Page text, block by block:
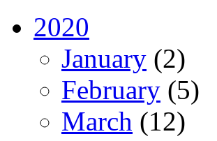
2020
January (2)
February (5)
March (12)